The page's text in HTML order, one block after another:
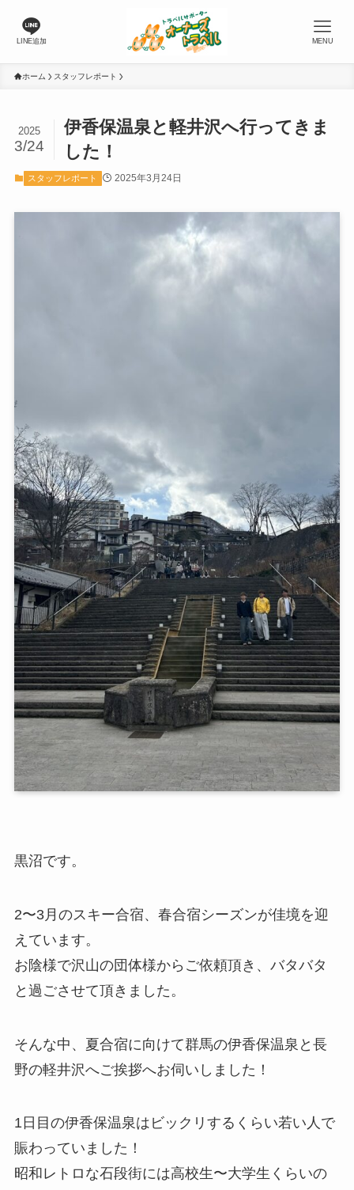
LINE追加 MENU
ホーム スタッフレポート
伊香保温泉と軽井沢へ行ってきま
した！
2025
3/24
スタッフレポート 2025年3月24日
黒沼です。
2〜3月のスキー合宿、春合宿シーズンが佳境を迎
えています。
お陰様で沢山の団体様からご依頼頂き、バタバタ
と過ごさせて頂きました。
そんな中、夏合宿に向けて群馬の伊香保温泉と長
野の軽井沢へご挨拶へお伺いしました！
1日目の伊香保温泉はビックリするくらい若い人で
賑わっていました！
昭和レトロな石段街には高校生〜大学生くらいの